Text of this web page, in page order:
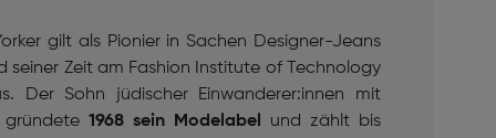
gilt als Pionier in Sachen Designer-Jeans
seiner Zeit am Fashion Institute of Technology
Der Sohn jüdischer Einwanderer:innen mit
gründete 1968 sein Modelabel und zählt bis